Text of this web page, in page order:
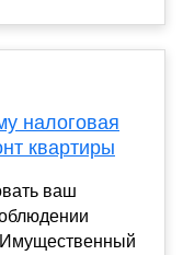
налоговая
квартиры
ваш
Имущественный